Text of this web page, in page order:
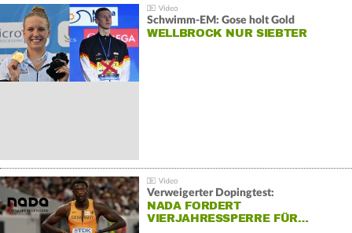
Schwimm-EM: Gose holt Gold
WELLBROCK NUR SIEBTER
Verweigerter Dopingtest:
NADA FORDERT
VIERJAHRESSPERRE FÜR…